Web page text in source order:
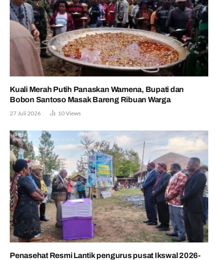
Kuali Merah Putih Panaskan Wamena, Bupati dan
Bobon Santoso Masak Bareng Ribuan Warga
27 Juli 2026 10Views
Penasehat Resmi Lantik pengurus pusat Ikswal 2026-